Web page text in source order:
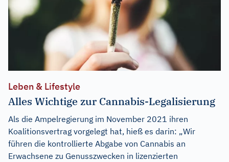
Leben & Lifestyle
Alles Wichtige zur Cannabis-Legalisierung
Als die Ampelregierung im November 2021 ihren
Koalitionsvertrag vorgelegt hat, hieß es darin: „Wir
führen die kontrollierte Abgabe von Cannabis an
Erwachsene zu Genusszwecken in lizenzierten